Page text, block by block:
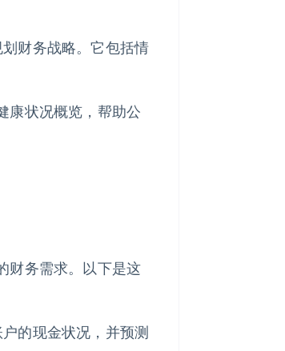
财务战略。它包括情
康状况概览，帮助公
财务需求。以下是这
的现金状况，并预测